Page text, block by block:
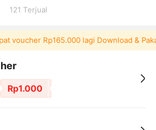
121 Terjual
Rp165.000 lagi Download & Pakai！
Rp1.000